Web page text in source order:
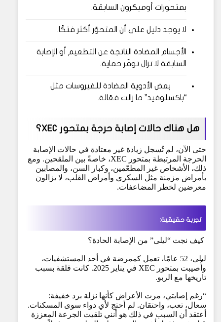
بمتحورات أوميكرون السابقة.
لا يوجد دليل على أن المتحوّر أكثر فتكًا.
الأجسام المضادة الناتجة عن التطعيم أو الإصابة
السابقة لا تزال توفّر حماية.
بعض الأدوية المضادة للفيروسات مثل
“باكسلوفيد” ما زالت فعّالة.
هل هناك حالات إصابة حرجة بمتحور XEC؟
حتى الآن، لم تُسجل زيادة غير معتادة في حالات الإصابة
الحرجة المرتبطة بمتحور XEC، خاصةً بين الملقحين. ومع
ذلك، الأشخاص غير المطعّمين، وكبار السن، والمصابين
بأمراض مزمنة مثل السكري وأمراض القلب، لا يزالون
معرضين لخطر المضاعفات.
تجربة حقيقية:
كيف نجت “ليلى” من الإصابة الحادة؟
ليلى، 52 عامًا، تعمل كممرضة في أحد المستشفيات،
وأُصيبت بمتحور XEC في يناير 2025. كانت قلقة بسبب
تاريخها مع الربو.
“رغم إصابتي، مرت الأعراض كأنها نزلة برد خفيفة:
سعال، تعب، واحتقان. لم أحتج لأي دواء سوى المسكنات.
أعتقد أن السبب في ذلك هو أنني تلقيت الجرعة المعززة